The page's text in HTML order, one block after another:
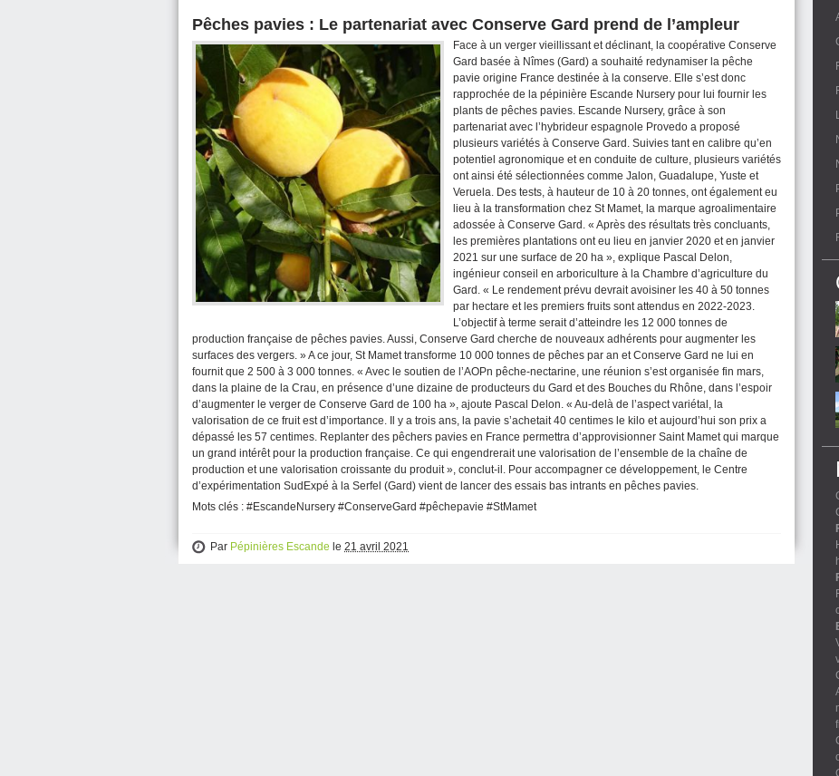
Pêches pavies : Le partenariat avec Conserve Gard prend de l’ampleur
Face à un verger vieillissant et déclinant, la coopérative Conserve
Gard basée à Nîmes (Gard) a souhaité redynamiser la pêche
pavie origine France destinée à la conserve. Elle s’est donc
rapprochée de la pépinière Escande Nursery pour lui fournir les
plants de pêches pavies. Escande Nursery, grâce à son
partenariat avec l’hybrideur espagnole Provedo a proposé
plusieurs variétés à Conserve Gard. Suivies tant en calibre qu’en
potentiel agronomique et en conduite de culture, plusieurs variétés
ont ainsi été sélectionnées comme Jalon, Guadalupe, Yuste et
Veruela. Des tests, à hauteur de 10 à 20 tonnes, ont également eu
lieu à la transformation chez St Mamet, la marque agroalimentaire
adossée à Conserve Gard. « Après des résultats très concluants,
les premières plantations ont eu lieu en janvier 2020 et en janvier
2021 sur une surface de 20 ha », explique Pascal Delon,
ingénieur conseil en arboriculture à la Chambre d’agriculture du
Gard. « Le rendement prévu devrait avoisiner les 40 à 50 tonnes
par hectare et les premiers fruits sont attendus en 2022-2023.
L’objectif à terme serait d’atteindre les 12 000 tonnes de
production française de pêches pavies. Aussi, Conserve Gard cherche de nouveaux adhérents pour augmenter les
surfaces des vergers. » A ce jour, St Mamet transforme 10 000 tonnes de pêches par an et Conserve Gard ne lui en
fournit que 2 500 à 3 000 tonnes. « Avec le soutien de l’AOPn pêche-nectarine, une réunion s’est organisée fin mars,
dans la plaine de la Crau, en présence d’une dizaine de producteurs du Gard et des Bouches du Rhône, dans l’espoir
d’augmenter le verger de Conserve Gard de 100 ha », ajoute Pascal Delon. « Au-delà de l’aspect variétal, la
valorisation de ce fruit est d’importance. Il y a trois ans, la pavie s’achetait 40 centimes le kilo et aujourd’hui son prix a
dépassé les 57 centimes. Replanter des pêchers pavies en France permettra d’approvisionner Saint Mamet qui marque
un grand intérêt pour la production française. Ce qui engendrerait une valorisation de l’ensemble de la chaîne de
production et une valorisation croissante du produit », conclut-il. Pour accompagner ce développement, le Centre
d’expérimentation SudExpé à la Serfel (Gard) vient de lancer des essais bas intrants en pêches pavies.
Mots clés : #EscandeNursery #ConserveGard #pêchepavie #StMamet
Par Pépinières Escande le 21 avril 2021